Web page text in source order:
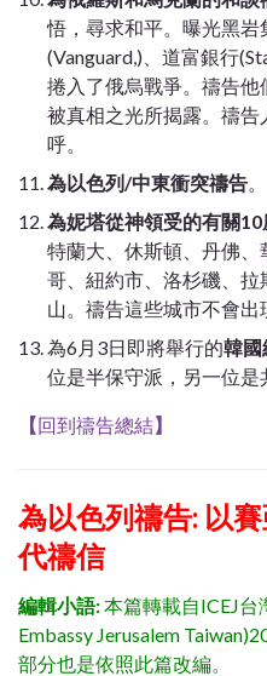
悟，尋求和平。曝光黑
(Vanguard,)、道富銀行
捲入了俄烏戰爭。禱告
被真相之光所揭露。禱
呼。
為以色列/中東衝突禱告
為妮塔從神領受的有關
特蘭大、休斯頓、丹佛
哥、紐約市、洛杉磯、
山。禱告這些城市不會出
為6月3日即將舉行的韓國
位是半保守派，另一位是
【回到禱告總結】
為以色列禱告: 以
代禱信
編輯小語:本篇轉載自ICEJ台
Embassy Jerusalem
部分也是依照此篇改編。